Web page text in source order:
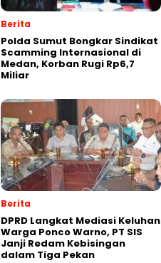
Berita
Polda Sumut Bongkar Sindikat
Scamming Internasional di
Medan, Korban Rugi Rp6,7
Miliar
Berita
DPRD Langkat Mediasi Keluhan
Warga Ponco Warno, PT SIS
Janji Redam Kebisingan
dalam Tiga Pekan